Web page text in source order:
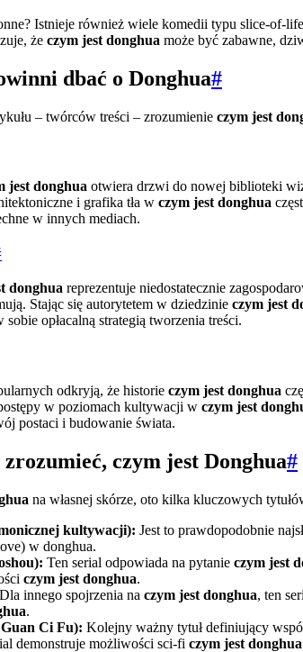
Istnieje również wiele komedii typu slice-of-
że czym jest donghua może być zabawne,
dbać o Donghua#
– twórców treści – zrozumienie czym jest
jest donghua otwiera drzwi do nowej biblioteki
i grafika tła w czym jest donghua
w innych mediach.
donghua reprezentuje niedostatecznie
Stając się autorytetem w dziedzinie czym jest
opłacalną strategią tworzenia treści.
odkryją, że historie czym jest donghua
w poziomach kultywacji w czym jest
postaci i budowanie świata.
czym jest Donghua#
na własnej skórze, oto kilka kluczowych
kultywacji): Jest to prawdopodobnie
w donghua.
Ten serial odpowiada na pytanie czym jest
czym jest donghua.
Dla innego spojrzenia na czym jest donghua, ten
.
Ci Fu): Kolejny ważny tytuł definiujący
demonstruje możliwości sci-fi czym jest donghua